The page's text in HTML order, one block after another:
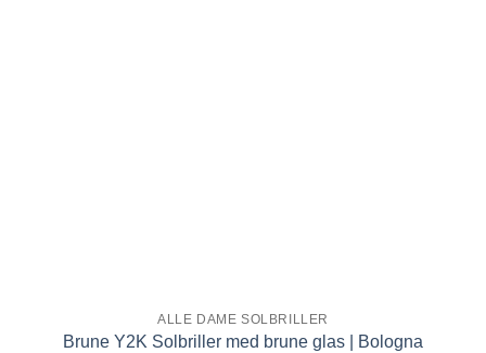
ALLE DAME SOLBRILLER
Brune Y2K Solbriller med brune glas | Bologna